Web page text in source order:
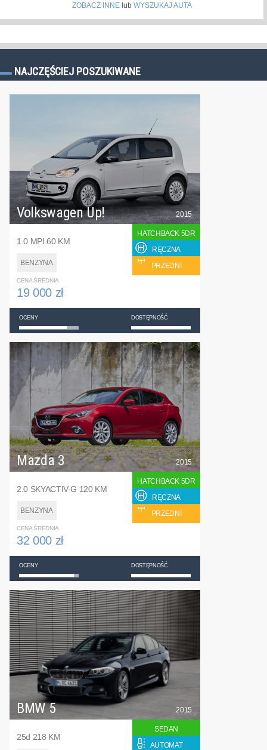
ZOBACZ INNElub WYSZUKAJ AUTA
NAJCZĘŚCIEJ POSZUKIWANE
Volkswagen Up!
1.0 MPI 60 KM
BENZYNA
2015
HATCHBACK 5DR
RĘCZNA
PRZEDNI
CENA ŚREDNIA
19 000 zł
OCENY DOSTĘPNOŚĆ
Mazda 3
2.0 SKYACTIV-G 120 KM
BENZYNA
2015
HATCHBACK 5DR
RĘCZNA
PRZEDNI
CENA ŚREDNIA
32 000 zł
OCENY DOSTĘPNOŚĆ
BMW 5
25d 218 KM
2015
SEDAN
AUTOMAT